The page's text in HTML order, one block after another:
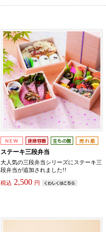
ステーキ三段弁当
大人気の三段弁当シリーズにステーキ三
段弁当が追加されました!!
税込 2,500 円